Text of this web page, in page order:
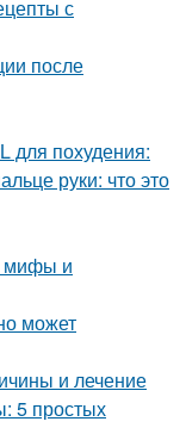
с
после
для похудения:
руки: что это
мифы и
может
и лечение
5 простых